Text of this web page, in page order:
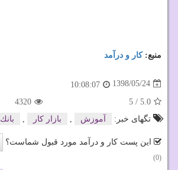
منبع:كار و درآمد
1398/05/24
10:08:07
5.0
/
5
4320
تگهای خبر:
آموزش بازار كار بانك
این پست کار و درآمد مورد قبول شماست؟
(0)